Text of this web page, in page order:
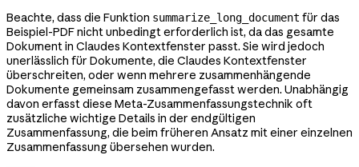
Beachte, dass die Funktion summarize_long_document für das
Beispiel-PDF nicht unbedingt erforderlich ist, da das gesamte
Dokument in Claudes Kontextfenster passt. Sie wird jedoch
unerlässlich für Dokumente, die Claudes Kontextfenster
überschreiten, oder wenn mehrere zusammenhängende
Dokumente gemeinsam zusammengefasst werden. Unabhängig
davon erfasst diese Meta-Zusammenfassungstechnik oft
zusätzliche wichtige Details in der endgültigen
Zusammenfassung, die beim früheren Ansatz mit einer einzelnen
Zusammenfassung übersehen wurden.